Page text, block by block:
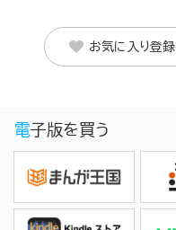
お気に入り登録
電子版を買う